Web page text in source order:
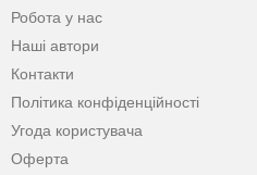
Робота у нас
Наші автори
Контакти
Політика конфіденційності
Угода користувача
Оферта